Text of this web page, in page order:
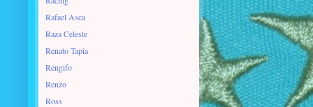
Rafael Asca
Raza Celeste
Renato Tapia
Rengifo
Renzo
Ross